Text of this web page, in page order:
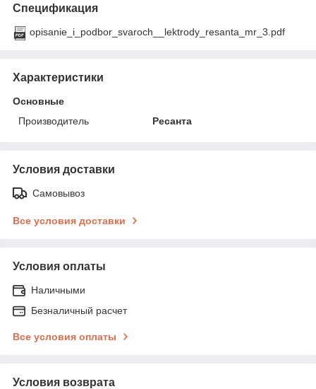
Спецификация
opisanie_i_podbor_svaroch__lektrody_resanta_mr_3.pdf
Характеристики
Основные
Производитель
Ресанта
Условия доставки
Самовывоз
Все условия доставки
Условия оплаты
Наличными
Безналичный расчет
Все условия оплаты
Условия возврата